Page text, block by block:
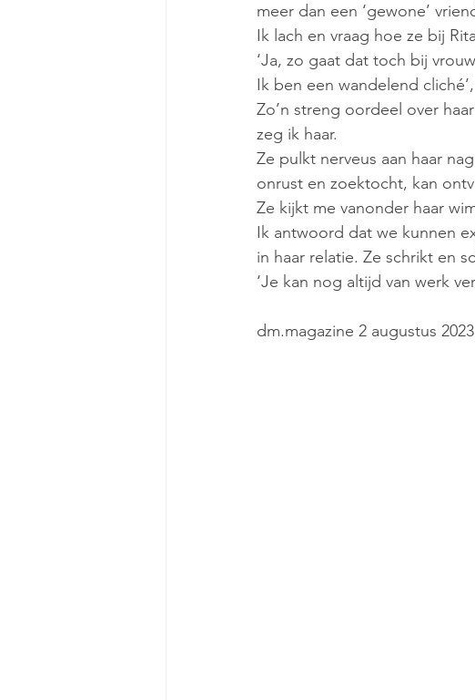
meer dan een ‘gewone’
Ik lach en vraag hoe ze bij
‘Ja, zo gaat dat toch bij
Ik ben een wandelend
Zo’n streng oordeel over
zeg ik haar.
Ze pulkt nerveus aan haar
onrust en zoektocht, kan
Ze kijkt me vanonder haar
Ik antwoord dat we kunnen
in haar relatie. Ze schrikt en
‘Je kan nog altijd van werk
dm.magazine 2 augustus